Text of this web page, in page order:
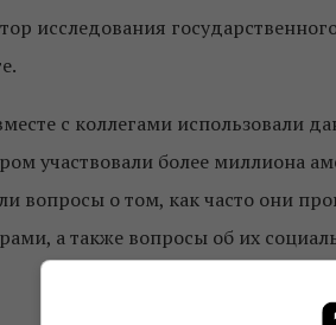
исследования
с коллегами использовали
участвовали более миллиона
вопросы о том, как часто они
а также вопросы об их